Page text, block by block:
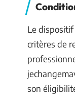
Le
critères de
son